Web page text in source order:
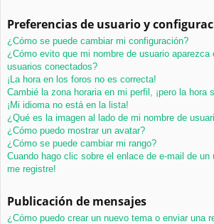
Preferencias de usuario y
¿Cómo se puede cambiar mi configuración?
¿Cómo evito que mi nombre de usuario
usuarios conectados?
¡La hora en los foros no es correcta!
Cambié la zona horaria en mi perfil, ¡pero la hora
¡Mi idioma no está en la lista!
¿Qué es la imagen al lado de mi nombre de
¿Cómo puedo mostrar un avatar?
¿Cómo se puede cambiar mi rango?
Cuando hago clic sobre el enlace de e-mail de un
me registre!
Publicación de mensajes
¿Cómo puedo crear un nuevo tema o enviar una